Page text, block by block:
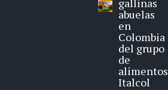
gallinas
abuelas
en
Colombia
del grupo
de
alimentos
Italcol